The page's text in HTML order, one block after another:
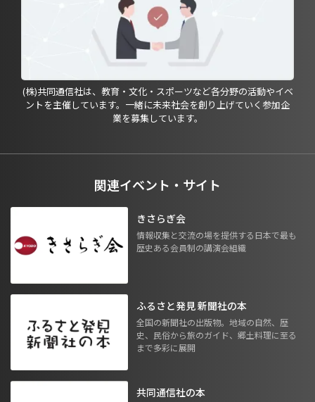
(株)共同通信社は、教育・文化・スポーツなど各分野の活動やイベ
ントを主催しています。一緒に未来社会を創り上げていく参加企
業を募集しています。
関連イベント・サイト
きさらぎ会
情報収集と交流の場を提供する日本で最も
歴史ある会員制の講演会組織
ふるさと発見 新聞社の本
全国の新聞社の出版物。地域の自然、歴
史、民俗から旅のガイド、郷土料理に至る
まで多彩に展開
共同通信社の本